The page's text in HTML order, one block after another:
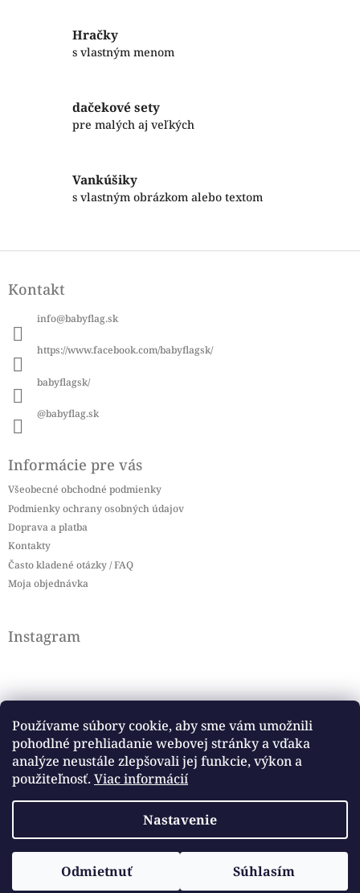
Používame súbory cookie, aby sme vám umožnili
pohodlné prehliadanie webovej stránky a vďaka
analýze neustále zlepšovali jej funkcie, výkon a
použiteľnosť. Viac informácií
Nastavenie
Odmietnuť Súhlasím
k
i
Hračky
s vlastným menom
dačekové sety
pre malých aj veľkých
Vankúšiky
s vlastným obrázkom alebo textom
pKontakt
info@babyflag.sk
https://www.facebook.com/babyflagsk/
babyflagsk/
@babyflag.sk
Informácie pre vás
Všeobecné obchodné podmienky
Podmienky ochrany osobných údajov
Doprava a platba
Kontakty
Často kladené otázky / FAQ
Moja objednávka
Instagram
Sledovať na Instagrame
Facebook
Vytvoril ShoptetCopyright 2026
. Všetky práva vyhradené.
Upraviť nastavenie cookies